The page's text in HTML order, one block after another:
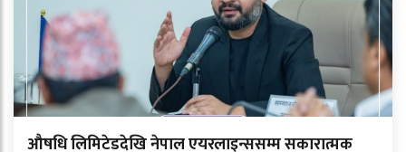
औषधि लिमिटेडदेखि नेपाल एयरलाइन्ससम्म सकारात्मक